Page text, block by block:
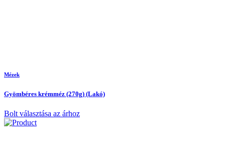
Mézek
Gyömbéres krémméz (270g) (Lakó)
Bolt választása az árhoz